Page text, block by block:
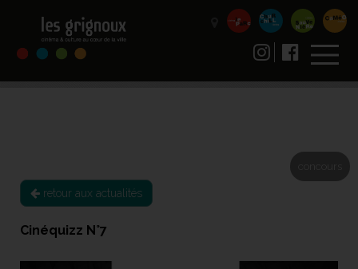
retour aux actualités
Cinéquizz N°7